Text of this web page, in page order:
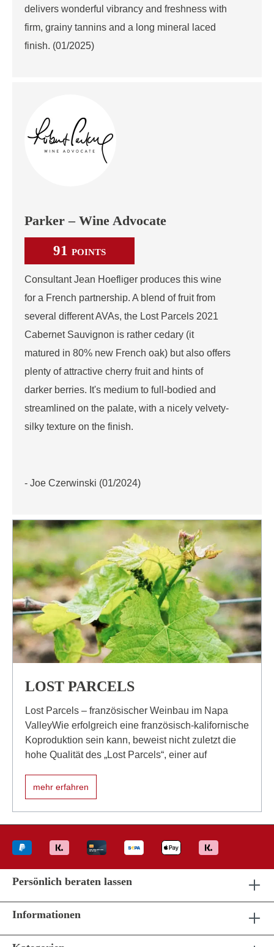
delivers wonderful vibrancy and freshness with
firm, grainy tannins and a long mineral laced
finish. (01/2025)
Parker – Wine Advocate
91 POINTS
Consultant Jean Hoefliger produces this wine
for a French partnership. A blend of fruit from
several different AVAs, the Lost Parcels 2021
Cabernet Sauvignon is rather cedary (it
matured in 80% new French oak) but also offers
plenty of attractive cherry fruit and hints of
darker berries. It's medium to full-bodied and
streamlined on the palate, with a nicely velvety-
silky texture on the finish.
- Joe Czerwinski (01/2024)
LOST PARCELS
Lost Parcels – französischer Weinbau im Napa
ValleyWie erfolgreich eine französisch-kalifornische
Koproduktion sein kann, beweist nicht zuletzt die
hohe Qualität des „Lost Parcels“, einer auf
mehr erfahren
Persönlich beraten lassen
Informationen